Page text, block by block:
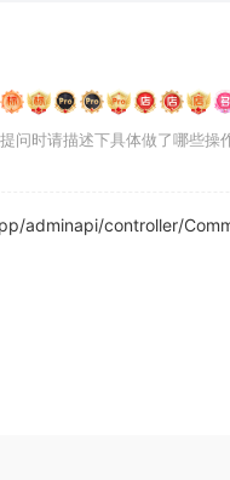
问时请描述下具体做了哪些
adminapi/controller/